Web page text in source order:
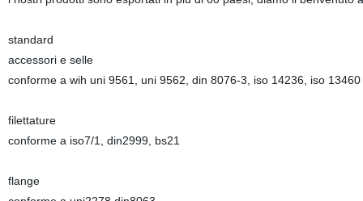
standard
accessori e selle
conforme a wih uni 9561, uni 9562, din 8076-3, iso 14236, iso 13460
filettature
conforme a iso7/1, din2999, bs21
flange